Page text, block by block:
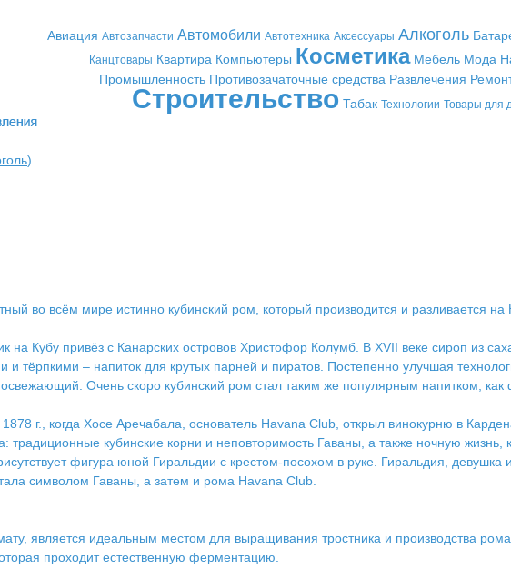
Авиация Автозапчасти Автомобили Автотехника Аксессуары Алкоголь
Канцтовары Квартира Компьютеры Косметика Мебель Мода
Промышленность Противозачаточные средства Развлечения
Строительство Табак Технологии Товары для
)
во всём мире истинно кубинский ром, который производится и разливается на
на Кубу привёз с Канарских островов Христофор Колумб. В XVII веке сироп из
и тёрпкими – напиток для крутых парней и пиратов. Постепенно улучшая
Очень скоро кубинский ром стал таким же популярным напитком, как
г., когда Хосе Аречабала, основатель Havana Club, открыл винокурню в
традиционные кубинские корни и неповторимость Гаваны, а также ночную
фигура юной Гиральдии с крестом-посохом в руке. Гиральдия,
символом Гаваны, а затем и рома Havana Club.
является идеальным местом для выращивания тростника и производства
проходит естественную ферментацию.